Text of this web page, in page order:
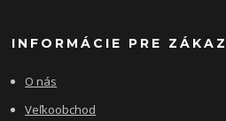
INFORMÁCIE PRE
O nás
Veľkoobchod